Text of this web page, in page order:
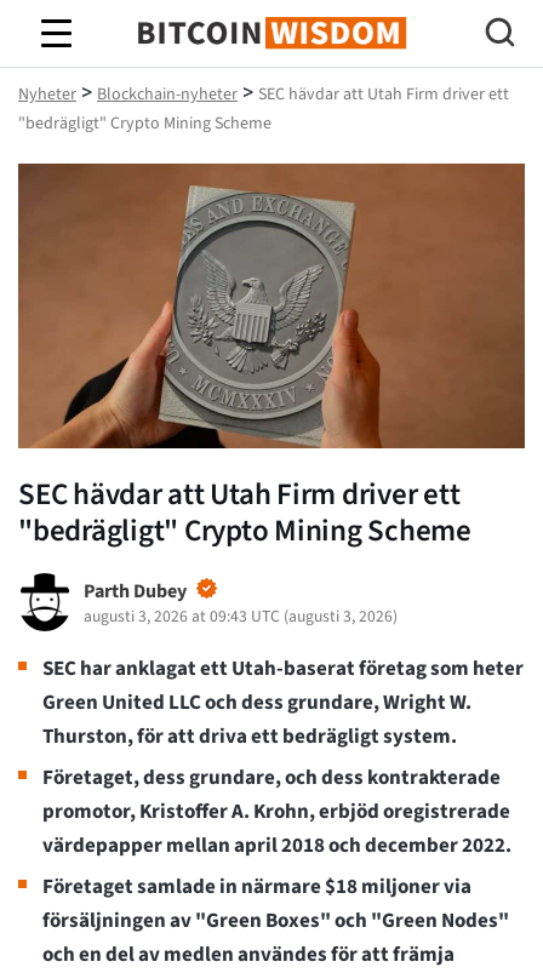
Bitcoin Wisdom
Nyheter > Blockchain-nyheter > SEC hävdar att Utah Firm driver ett
"bedrägligt" Crypto Mining Scheme
SEC hävdar att Utah Firm driver ett
"bedrägligt" Crypto Mining Scheme
Parth Dubey
augusti 3, 2026 at 09:43 UTC (augusti 3, 2026)
SEC har anklagat ett Utah-baserat företag som heter
Green United LLC och dess grundare, Wright W.
Thurston, för att driva ett bedrägligt system.
Företaget, dess grundare, och dess kontrakterade
promotor, Kristoffer A. Krohn, erbjöd oregistrerade
värdepapper mellan april 2018 och december 2022.
Företaget samlade in närmare $18 miljoner via
försäljningen av "Green Boxes" och "Green Nodes"
och en del av medlen användes för att främja